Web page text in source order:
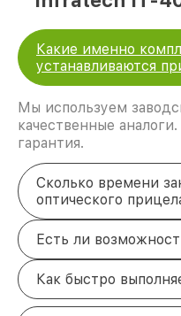
Какие именно
устанавливаются
Мы используем
качественные
гарантия.
Сколько времени
оптического
Есть ли
Как быстро